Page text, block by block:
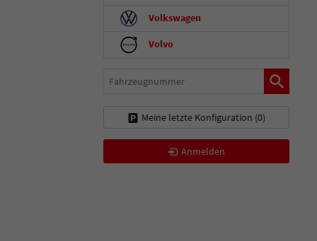
Volkswagen
Volvo
Fahrzeugnummer
Meine letzte Konfiguration (0)
Anmelden